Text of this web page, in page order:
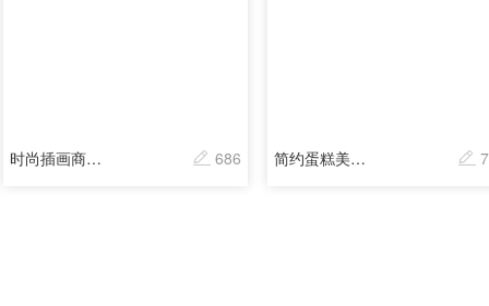
时尚插画商品订单登记表 686 简约蛋糕美食店预订定制